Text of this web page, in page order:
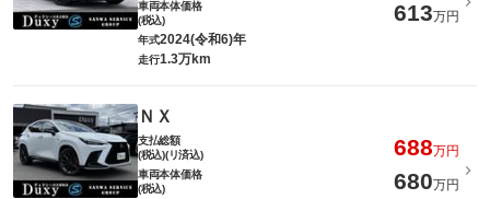
車両本体価格
(税込)
613万円
年式2024(令和6)年
走行1.3万km
ＮＸ
支払総額
(税込)(リ済込)
688万円
車両本体価格
(税込)
680万円